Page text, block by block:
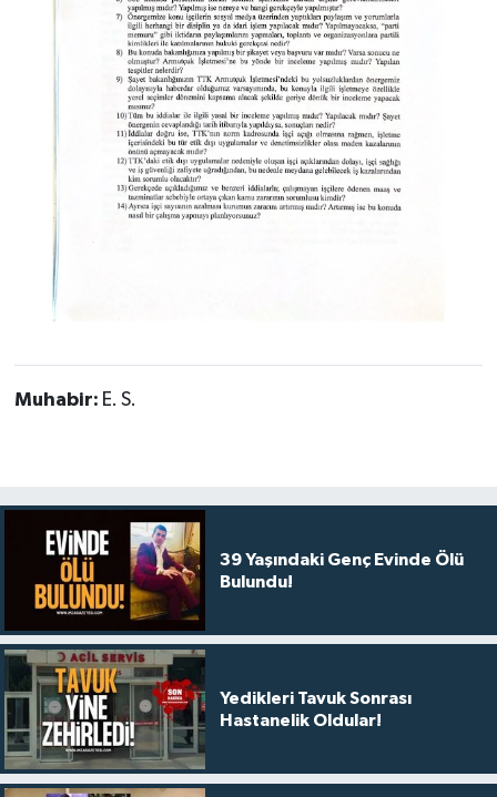
Muhabir: E. S.
39 Yaşındaki Genç Evinde Ölü
Bulundu!
Yedikleri Tavuk Sonrası
Hastanelik Oldular!